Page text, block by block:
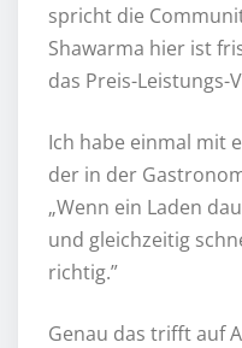
spricht die
Shawarma hier ist
das Preis-
Ich habe einmal mit
der in der
„Wenn ein Laden
und gleichzeitig
richtig.”
Genau das trifft auf